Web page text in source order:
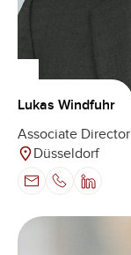
Lukas Windfuhr
Associate Director
Düsseldorf